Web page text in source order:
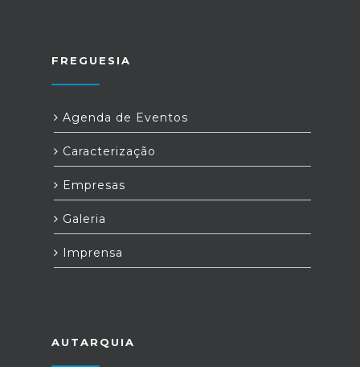
FREGUESIA
Agenda de Eventos
Caracterização
Empresas
Galeria
Imprensa
AUTARQUIA